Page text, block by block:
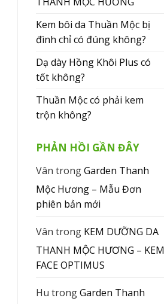
Kem bôi da Thuần Mộc bị
đình chỉ có đúng không?
Dạ dày Hồng Khôi Plus có
tốt không?
Thuần Mộc có phải kem
trộn không?
PHẢN HỒI GẦN ĐÂY
Vân trongGarden Thanh
Mộc Hương – Mẫu Đơn
phiên bản mới
Vân trong KEM DƯỠNG DA
THANH MỘC HƯƠNG – KEM
FACE OPTIMUS
Hu trongGarden Thanh